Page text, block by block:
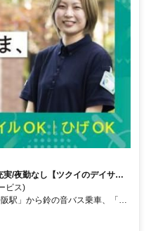
/夜勤なし【ツクイのデイサー
ビス)
駅」から鈴の音バス乗車、「宝
自動車道「松阪IC」から車約15